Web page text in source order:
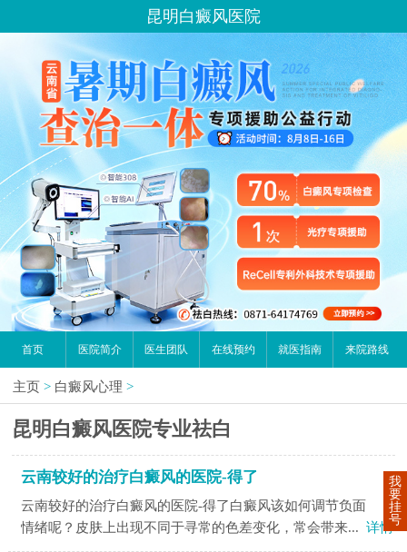
昆明白癜风医院
首页 医院简介 医生团队 在线预约 就医指南 来院路线
主页 > 白癜风心理 >
昆明白癜风医院专业祛白
云南较好的治疗白癜风的医院-得了
云南较好的治疗白癜风的医院-得了白癜风该如何调节负面
情绪呢？皮肤上出现不同于寻常的色差变化，常会带来... 详情
我
要
挂
号